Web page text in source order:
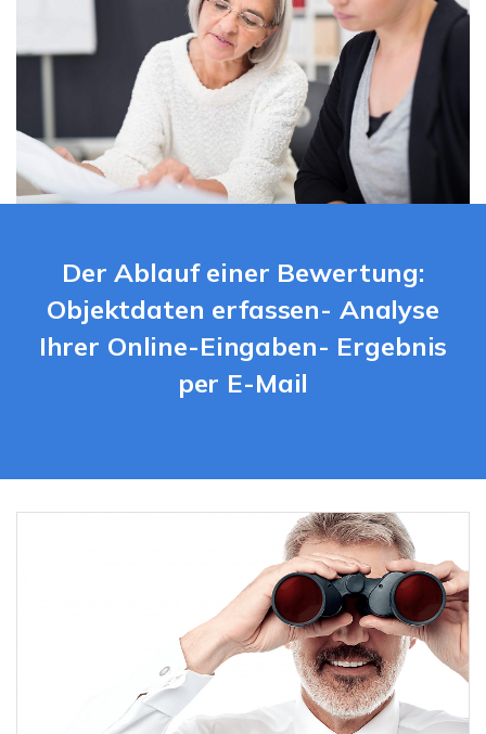
Der Ablauf einer Bewertung:
Objektdaten erfassen- Analyse
Ihrer Online-Eingaben- Ergebnis
per E-Mail